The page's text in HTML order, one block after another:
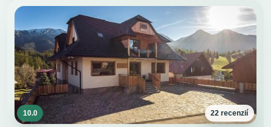
10.0 22 recenzií